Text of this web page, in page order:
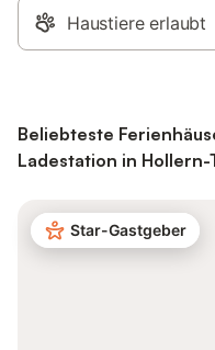
Haustiere erlaubt
Beliebteste
Ladestation in
Star-Gastgeber